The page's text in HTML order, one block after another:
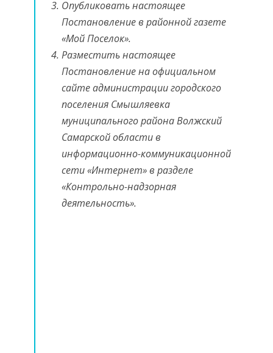
Опубликовать настоящее
Постановление в районной газете
«Мой Поселок».
Разместить настоящее
Постановление на официальном
сайте администрации городского
поселения Смышляевка
муниципального района Волжский
Самарской области в
информационно-коммуникационной
сети «Интернет» в разделе
«Контрольно-надзорная
деятельность».